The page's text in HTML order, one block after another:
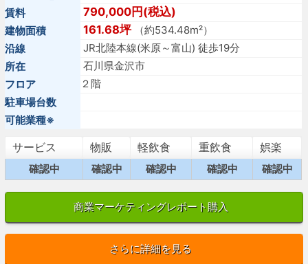
賃料
790,000円(税込)
建物面積 161.68坪（約534.48m²）
沿線
JR北陸本線(米原～富山) 徒歩19分
所在
石川県金沢市
フロア
２階
駐車場台数
可能業種※
サービス 物販 軽飲食 重飲食 娯楽
確認中 確認中 確認中 確認中 確認中
商業マーケティングレポート購入
さらに詳細を見る